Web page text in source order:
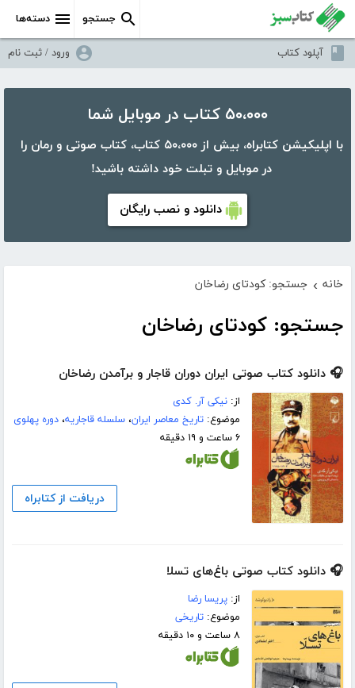
دسته‌ها جستجو
آپلود کتاب ورود / ثبت نام
۵۰،۰۰۰ کتاب در موبایل شما
با اپلیکیشن کتابراه، بیش از ۵۰،۰۰۰ کتاب، کتاب صوتی و رمان را
در موبایل و تبلت خود داشته باشید!
دانلود و نصب رایگان
خانه › جستجو: کودتای رضاخان
جستجو: کودتای رضاخان
🎧 دانلود کتاب صوتی ایران دوران قاجار و برآمدن رضاخان
از:نیکی آر. کدی
موضوع:تاریخ معاصر ایران،سلسله قاجاریه،دوره پهلوی
۶ ساعت و ۱۹ دقیقه
دریافت از کتابراه
🎧 دانلود کتاب صوتی باغ‌های تسلا
از:پریسا رضا
موضوع:تاریخی
۸ ساعت و ۱۰ دقیقه